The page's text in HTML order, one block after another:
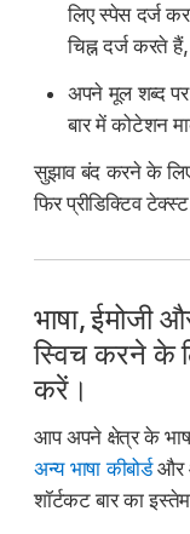
लिए स्पेस दर्ज
चिह्न दर्ज करते
अपने मूल शब्द
बार में कोटेशन
सुझाव बंद करने के
फिर प्रीडिक्टिव
भाषा, ईमोजी
स्विच करने के
करें।
आप अपने क्षेत्र के
अन्य भाषा कीबोर्डऔर
शॉर्टकट बार का